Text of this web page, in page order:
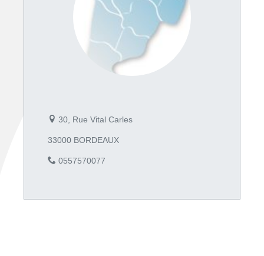
30, Rue Vital Carles
33000 BORDEAUX
0557570077